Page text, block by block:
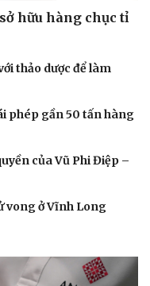
sĩ
hữu hàng chục tỉ
thảo dược để làm
phép gần 50 tấn hàng
của Vũ Phi Điệp –
vong ở Vĩnh Long